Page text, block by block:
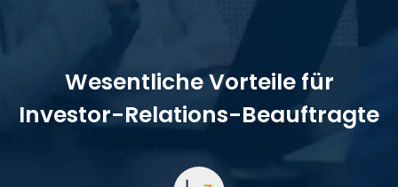
Wesentliche Vorteile für
Investor-Relations-Beauftragte